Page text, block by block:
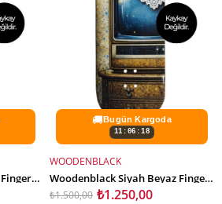
Woodenblack Altın Dilim Fingerboard Deck
🚚Bugün Kargoda
11:06:16
SEPETE EKLE
WOODENBLACK
Woodenblack Siyah Beyaz Fingerboard Deck
₺1.250,00
₺1.500,00